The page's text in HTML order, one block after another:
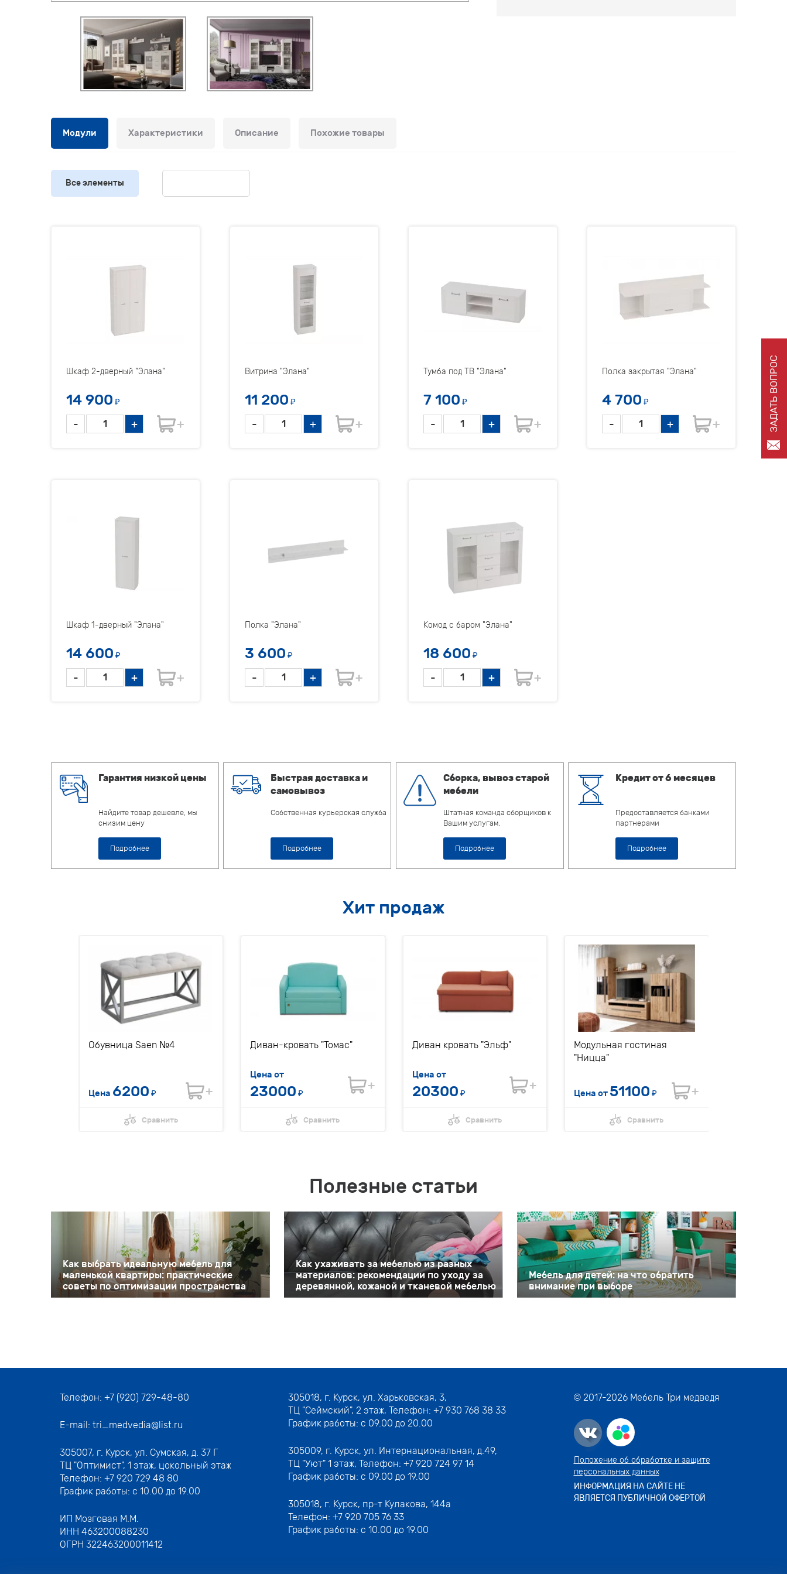
Модули Характеристики Описание Похожие товары
Все элементы
Шкаф 2-дверный "Элана"
14 900 ₽
- +
Витрина "Элана"
11 200 ₽
- +
Тумба под ТВ "Элана"
7 100 ₽
- +
Полка закрытая "Элана"
4 700 ₽
- +
Шкаф 1-дверный "Элана"
14 600 ₽
- +
Полка "Элана"
3 600 ₽
- +
Комод с баром "Элана"
18 600 ₽
- +
Гарантия низкой цены
Найдите товар дешевле, мы
снизим цену
Подробнее
Быстрая доставка и
самовывоз
Собственная курьерская служба
Подробнее
Сборка, вывоз старой
мебели
Штатная команда сборщиков к
Вашим услугам.
Подробнее
Кредит от 6 месяцев
Предоставляется банками
партнерами
Подробнее
Хит продаж
Обувница Saen №4
Цена 6200 ₽
Сравнить
Диван-кровать "Томас"
Цена от
23000 ₽
Сравнить
Диван кровать "Эльф"
Цена от
20300 ₽
Сравнить
Модульная гостиная
"Ницца"
Цена от 51100 ₽
Сравнить
Полезные статьи
Как выбрать идеальную мебель для
маленькой квартиры: практические
советы по оптимизации пространства
Как ухаживать за мебелью из разных
материалов: рекомендации по уходу за
деревянной, кожаной и тканевой мебелью
Мебель для детей: на что обратить
внимание при выборе
Телефон: +7 (920) 729-48-80
E-mail: tri_medvedia@list.ru
305007, г. Курск, ул. Сумская, д. 37 Г
ТЦ "Оптимист", 1 этаж, цокольный этаж
Телефон: +7 920 729 48 80
График работы: с 10.00 до 19.00
ИП Мозговая М.М.
ИНН 463200088230
ОГРН 322463200011412
305018, г. Курск, ул. Харьковская, 3,
ТЦ "Сеймский", 2 этаж, Телефон: +7 930 768 38 33
График работы: с 09.00 до 20.00
305009, г. Курск, ул. Интернациональная, д.49,
ТЦ "Уют" 1 этаж, Телефон: +7 920 724 97 14
График работы: с 09.00 до 19.00
305018, г. Курск, пр-т Кулакова, 144а
Телефон: +7 920 705 76 33
График работы: с 10.00 до 19.00
© 2017-2026 Мебель Три медведя
Положение об обработке и защите
персональных данных
ИНФОРМАЦИЯ НА САЙТЕ НЕ
ЯВЛЯЕТСЯ ПУБЛИЧНОЙ ОФЕРТОЙ